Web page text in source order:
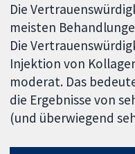
Die
meisten
Die
Injektion von
moderat. Das
die Ergebnisse von
(und überwiegend